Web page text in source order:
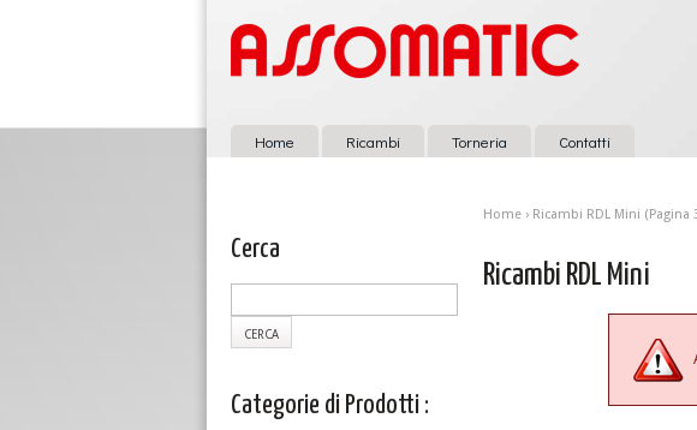
Home Ricambi Torneria Contatti
Home › Ricambi RDL Mini (Pagina
Ricambi RDL Mini
Cerca
Categorie di Prodotti :